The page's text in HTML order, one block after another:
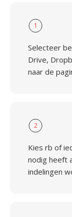
1
Selecteer
Drive,
naar de
2
Kies rb of
nodig heeft
indelingen